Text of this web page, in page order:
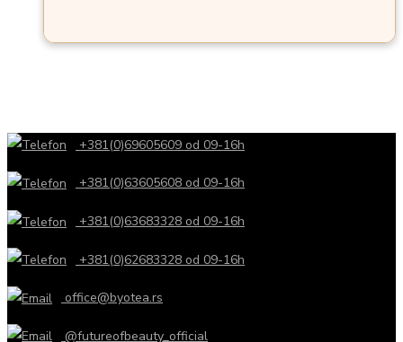
+381(0)69605609 od 09-16h
+381(0)63605608 od 09-16h
+381(0)63683328 od 09-16h
+381(0)62683328 od 09-16h
office@byotea.rs
@futureofbeauty_official